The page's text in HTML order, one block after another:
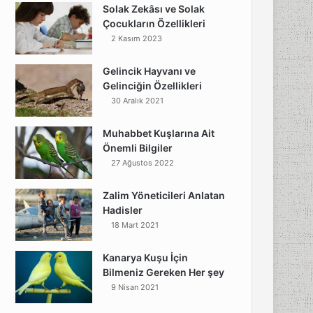
Solak Zekâsı ve Solak
Çocukların Özellikleri
2 Kasım 2023
Gelincik Hayvanı ve
Gelinciğin Özellikleri
30 Aralık 2021
Muhabbet Kuşlarına Ait
Önemli Bilgiler
27 Ağustos 2022
Zalim Yöneticileri Anlatan
Hadisler
18 Mart 2021
Kanarya Kuşu İçin
Bilmeniz Gereken Her şey
9 Nisan 2021